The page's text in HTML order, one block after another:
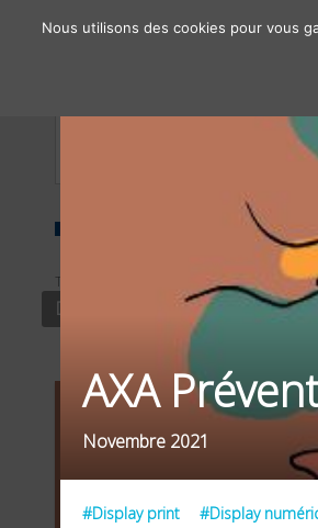
TYPE
DISPLAY PRINT
SECTEUR
AXA
Novembre 2021
#Display print #Display
Nous utilisons des cookies pour vous